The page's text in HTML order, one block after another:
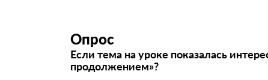
Опрос
Если тема на уроке показалась
продолжением»?